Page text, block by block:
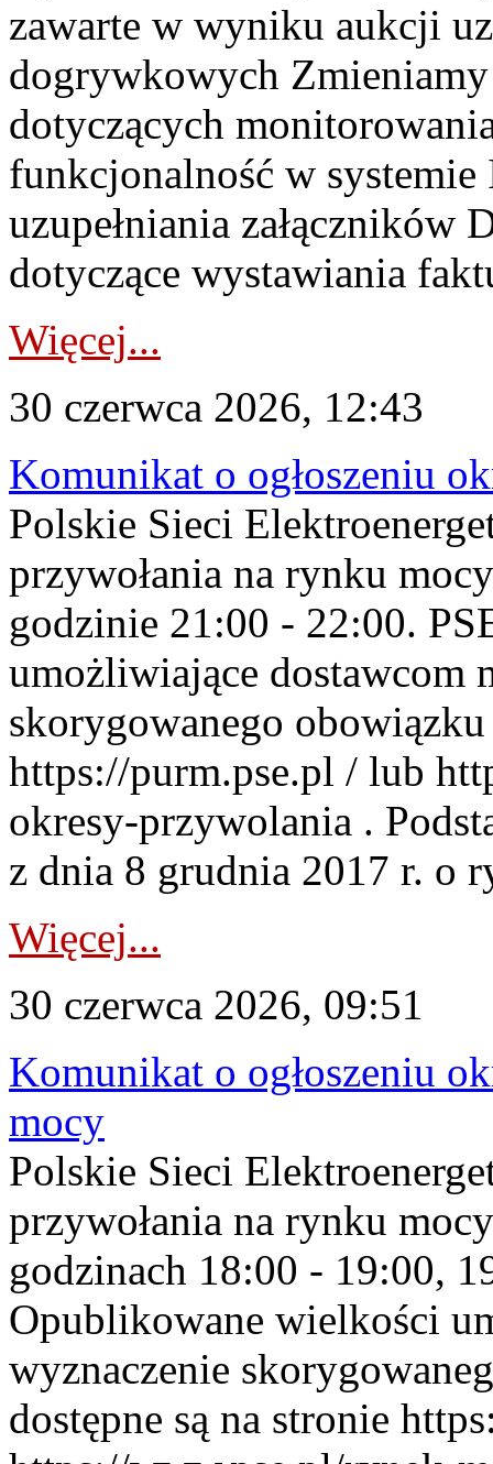
zawarte w wyniku aukcji
dogrywkowych Zmieniamy
dotyczących
funkcjonalność w
uzupełniania załączników
dotyczące wystawiania
Więcej...
30 czerwca 2026, 12:43
Komunikat o ogłoszeniu
Polskie Sieci
przywołania na rynku
godzinie 21:00 - 22:00.
umożliwiające dostawcom
skorygowanego
https://purm.pse.pl / lub
okresy-przywolania .
z dnia 8 grudnia 2017 r. o
Więcej...
30 czerwca 2026, 09:51
Komunikat o ogłoszeniu
mocy
Polskie Sieci
przywołania na rynku
godzinach 18:00 - 19:00,
Opublikowane wielkości
wyznaczenie
dostępne są na stronie